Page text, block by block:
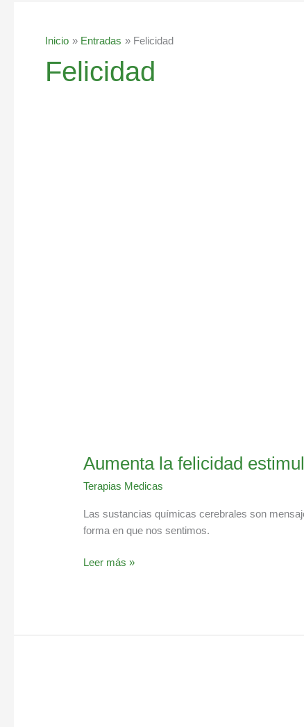
Inicio Entradas Felicidad
Felicidad
Aumenta la felicidad
Terapias Medicas
Las sustancias químicas cerebrales son
forma en que nos sentimos.
Leer más »